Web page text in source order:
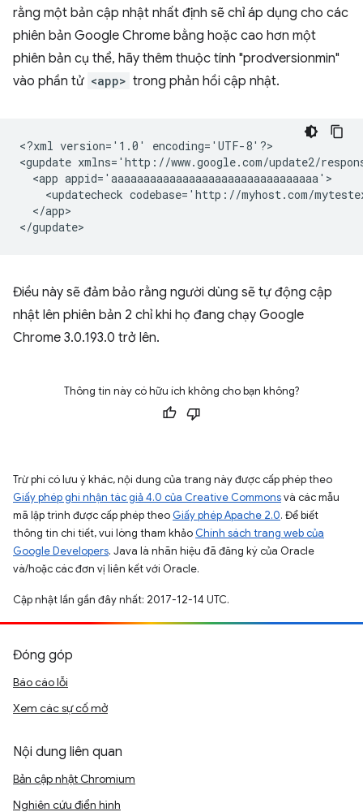
rằng một bản cập nhật nhất định sẽ chỉ áp dụng cho các
phiên bản Google Chrome bằng hoặc cao hơn một
phiên bản cụ thể, hãy thêm thuộc tính "prodversionmin"
vào phần tử <app> trong phản hồi cập nhật.
<?xml version='1.0'
encoding='UTF-8'?>
<gupdate xmlns='http://www.google.com/update2/
<app
<updatecheck codebase='http://myhost.com/
</app>
Điều này sẽ đảm bảo rằng người dùng sẽ tự động cập
nhật lên phiên bản 2 chỉ khi họ đang chạy Google
Chrome 3.0.193.0 trở lên.
Thông tin này có hữu ích không cho bạn không?
Trừ phi có lưu ý khác, nội dung của trang này được cấp phép theo
Giấy phép ghi nhận tác giả 4.0 của Creative Commonsvà các mẫu
mã lập trình được cấp phép theo Giấy phép Apache 2.0. Để biết
thông tin chi tiết, vui lòng tham khảo Chính sách trang web của
Google Developers. Java là nhãn hiệu đã đăng ký của Oracle
và/hoặc các đơn vị liên kết với Oracle.
Cập nhật lần gần đây nhất: 2017-12-14 UTC.
Đóng góp
Báo cáo lỗi
Xem các sự cố mở
Nội dung liên quan
Bản cập nhật Chromium
Nghiên cứu điển hình